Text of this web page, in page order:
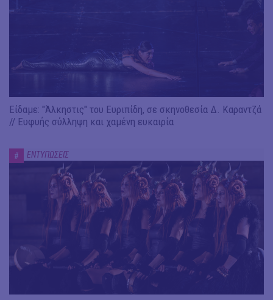
Είδαμε: "Άλκηστις" του Ευριπίδη, σε σκηνοθεσία Δ. Καραντζά
// Ευφυής σύλληψη και χαμένη ευκαιρία
# ΕΝΤΥΠΩΣΕΙΣ